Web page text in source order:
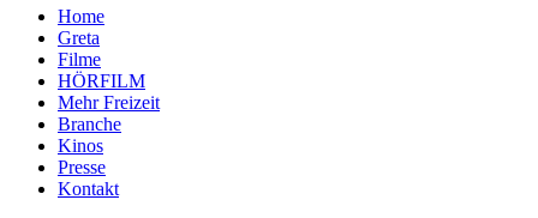
Home
Greta
Filme
HÖRFILM
Mehr Freizeit
Branche
Kinos
Presse
Kontakt